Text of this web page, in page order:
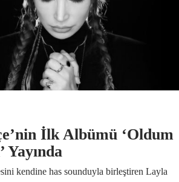
İlk Albümü ‘Oldum
Yayında
kendine has sounduyla birleştiren Layla